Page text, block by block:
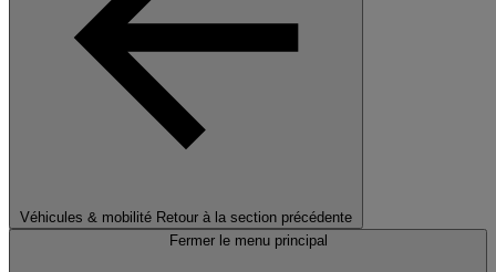
Véhicules & mobilité Retour à la section précédente
Fermer le menu principal